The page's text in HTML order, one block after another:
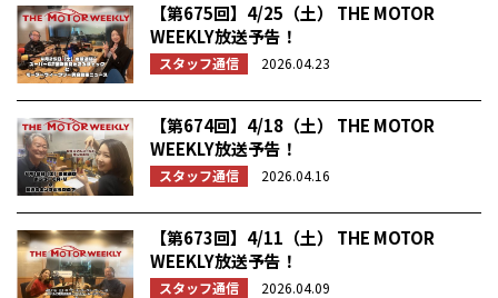
【第675回】4/25（土） THE MOTOR
WEEKLY放送予告！
スタッフ通信 2026.04.23
【第674回】4/18（土） THE MOTOR
WEEKLY放送予告！
スタッフ通信 2026.04.16
【第673回】4/11（土） THE MOTOR
WEEKLY放送予告！
スタッフ通信 2026.04.09